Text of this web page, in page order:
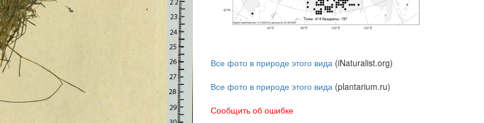
Все фото в природе этого вида (iNaturalist.org)
Все фото в природе этого вида (plantarium.ru)
Сообщить об ошибке